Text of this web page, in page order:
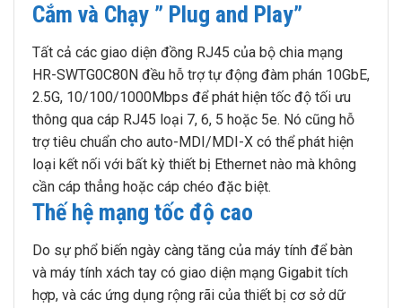
Cắm và Chạy ” Plug and Play”
Tất cả các giao diện đồng RJ45 của bộ chia mạng
HR-SWTG0C80N đều hỗ trợ tự động đàm phán 10GbE,
2.5G, 10/100/1000Mbps để phát hiện tốc độ tối ưu
thông qua cáp RJ45 loại 7, 6, 5 hoặc 5e. Nó cũng hỗ
trợ tiêu chuẩn cho auto-MDI/MDI-X có thể phát hiện
loại kết nối với bất kỳ thiết bị Ethernet nào mà không
cần cáp thẳng hoặc cáp chéo đặc biệt.
Thế hệ mạng tốc độ cao
Do sự phổ biến ngày càng tăng của máy tính để bàn
và máy tính xách tay có giao diện mạng Gigabit tích
hợp, và các ứng dụng rộng rãi của thiết bị cơ sở dữ